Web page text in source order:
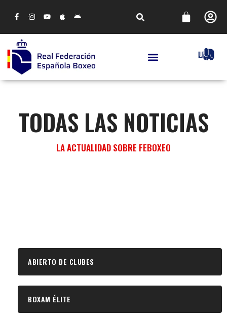
TODAS LAS NOTICIAS
LA ACTUALIDAD SOBRE FEBOXEO
ABIERTO DE CLUBES
BOXAM ÉLITE